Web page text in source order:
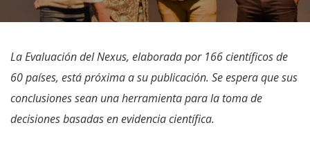
La Evaluación del Nexus, elaborada por 166 científicos de
60 países, está próxima a su publicación. Se espera que sus
conclusiones sean una herramienta para la toma de
decisiones basadas en evidencia científica.